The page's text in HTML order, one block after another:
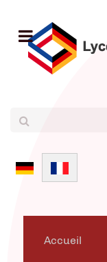
Sélectionnez votre
Accueil